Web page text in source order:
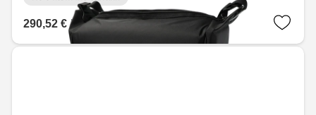
290,52 € / 568,21 лв.